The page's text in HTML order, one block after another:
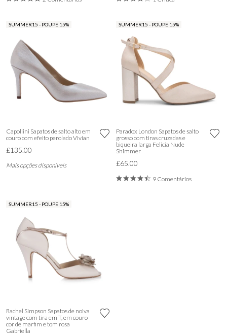
SUMMER15 - POUPE 15%
Capollini Sapatos de salto alto em
couro com efeito perolado Vivian
£135.00
Mais opções disponíveis
SUMMER15 - POUPE 15%
Paradox London Sapatos de salto
grosso com tiras cruzadas e
biqueira larga Felicia Nude
Shimmer
£65.00
9 Comentários
SUMMER15 - POUPE 15%
Rachel Simpson Sapatos de noiva
vintage com tira em T, em couro
cor de marfim e tom rosa
Gabriella